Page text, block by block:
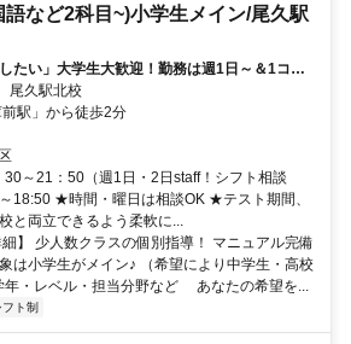
など2科目~)小学生メイン/尾久駅
たい」大学生大歓迎！勤務は週1日～＆1コマ
者対応なし！中学レベルの数学・英語ができ
尾久駅北校
川車庫前駅」から徒歩2分
～21：50（週1日・2日staff！シフト相談
18:50 ★時間・曜日は相談OK ★テスト期間、
両立できるよう柔軟に...
】 少人数クラスの個別指導！ マニュアル完備
は小学生がメイン♪ （希望により中学生・高校
年・レベル・担当分野など あなたの希望を...
フト制